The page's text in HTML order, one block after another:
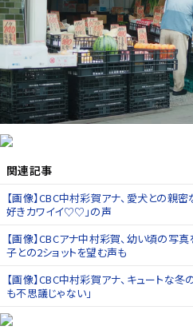
関連記事
【画像】CBC中村彩賀アナ、愛犬との親密
好きカワイイ♡♡」の声
【画像】CBCアナ中村彩賀、幼い頃の写真
子との2ショットを望む声も
【画像】CBC中村彩賀アナ、キュートな冬
も不思議じゃない」